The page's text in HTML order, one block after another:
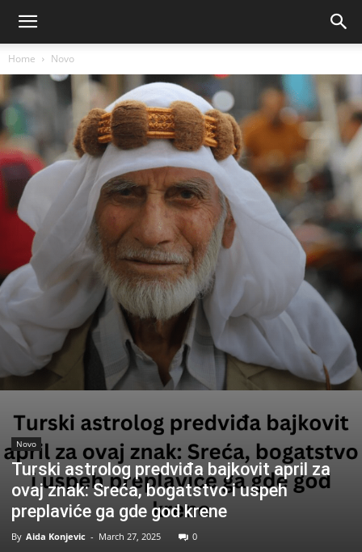
Home Novo
Novo
Turski astrolog predviđa bajkovit april za
ovaj znak: Sreća, bogatstvo i uspeh
preplaviće ga gde god krene
By Aida Konjevic - March 27, 2025 0